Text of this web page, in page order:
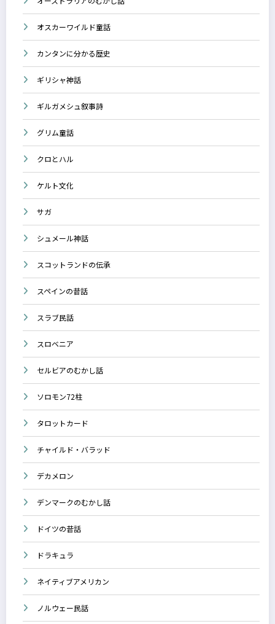
オスカーワイルド童話
カンタンに分かる歴史
ギリシャ神話
ギルガメシュ叙事詩
グリム童話
クロとハル
ケルト文化
サガ
シュメール神話
スコットランドの伝承
スペインの昔話
スラブ民話
スロベニア
セルビアのむかし話
ソロモン72柱
タロットカード
チャイルド・バラッド
デカメロン
デンマークのむかし話
ドイツの昔話
ドラキュラ
ネイティブアメリカン
ノルウェー民話